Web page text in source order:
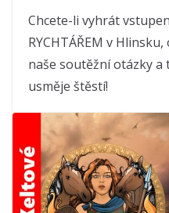
Chcete-li vyhrát
RYCHTÁŘEM v
naše soutěžní otázky a
usměje štěstí!